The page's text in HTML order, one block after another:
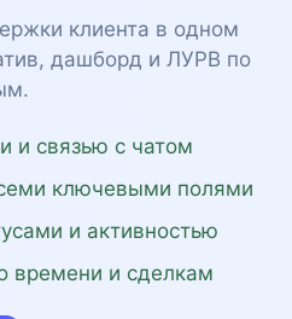
клиента в одном
дашборд и ЛУРВ по
и связью с чатом
ключевыми полями
и активностью
времени и сделкам